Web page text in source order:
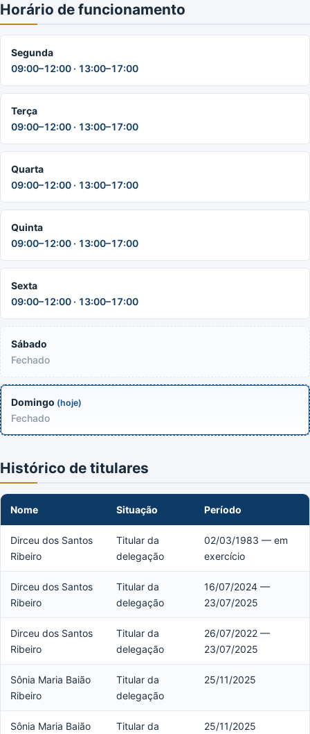
Horário de funcionamento
Segunda
09:00–12:00 · 13:00–17:00
Terça
09:00–12:00 · 13:00–17:00
Quarta
09:00–12:00 · 13:00–17:00
Quinta
09:00–12:00 · 13:00–17:00
Sexta
09:00–12:00 · 13:00–17:00
Sábado
Fechado
Domingo (hoje)
Fechado
Histórico de titulares
Nome Situação Período
Dirceu dos Santos
Ribeiro
Titular da
delegação
02/03/1983 — em
exercício
Dirceu dos Santos
Ribeiro
Titular da
delegação
16/07/2024 —
23/07/2025
Dirceu dos Santos
Ribeiro
Titular da
delegação
26/07/2022 —
23/07/2025
Sônia Maria Baião
Ribeiro
Titular da
delegação
25/11/2025
Sônia Maria Baião
Titular da
25/11/2025